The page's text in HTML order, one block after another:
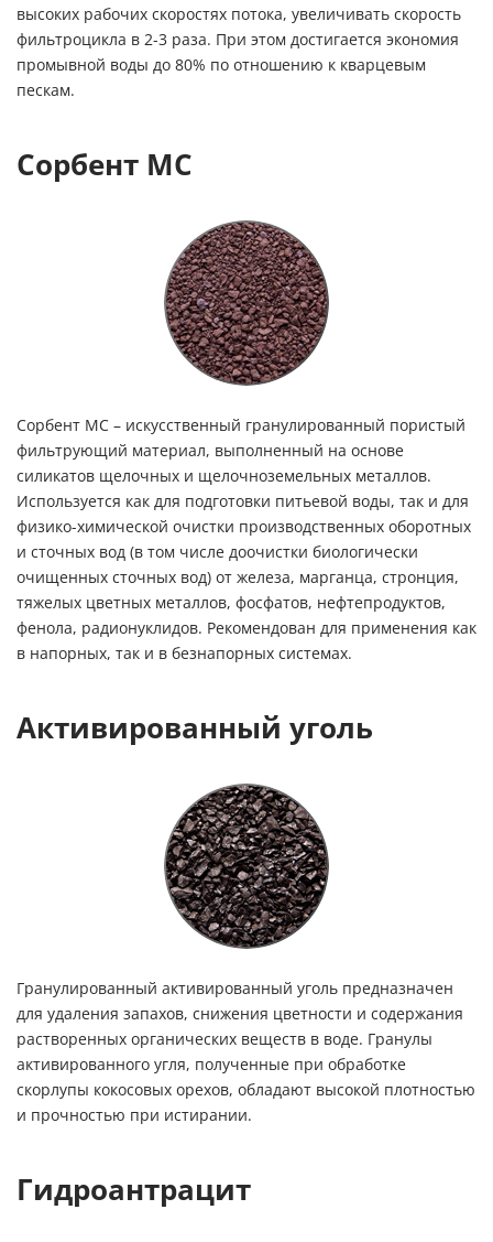
высоких рабочих скоростях потока, увеличивать скорость
фильтроцикла в 2-3 раза. При этом достигается экономия
промывной воды до 80% по отношению к кварцевым
пескам.
Сорбент МС
Сорбент МС – искусственный гранулированный пористый
фильтрующий материал, выполненный на основе
силикатов щелочных и щелочноземельных металлов.
Используется как для подготовки питьевой воды, так и для
физико-химической очистки производственных оборотных
и сточных вод (в том числе доочистки биологически
очищенных сточных вод) от железа, марганца, стронция,
тяжелых цветных металлов, фосфатов, нефтепродуктов,
фенола, радионуклидов. Рекомендован для применения как
в напорных, так и в безнапорных системах.
Активированный уголь
Гранулированный активированный уголь предназначен
для удаления запахов, снижения цветности и содержания
растворенных органических веществ в воде. Гранулы
активированного угля, полученные при обработке
скорлупы кокосовых орехов, обладают высокой плотностью
и прочностью при истирании.
Гидроантрацит